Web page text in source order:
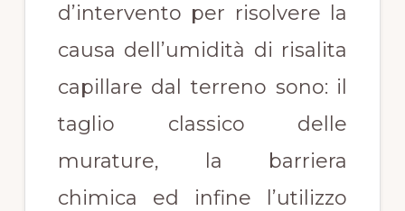
d’intervento per risolvere la
causa dell’umidità di risalita
capillare dal terreno sono: il
taglio classico delle
murature, la barriera
chimica ed infine l’utilizzo